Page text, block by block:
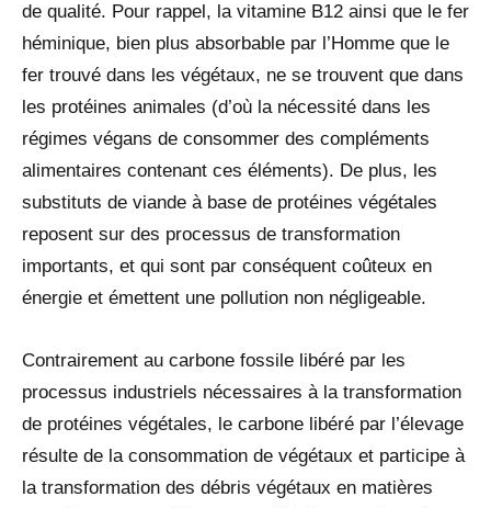
de qualité. Pour rappel, la vitamine B12 ainsi que le fer
héminique, bien plus absorbable par l’Homme que le
fer trouvé dans les végétaux, ne se trouvent que dans
les protéines animales (d’où la nécessité dans les
régimes végans de consommer des compléments
alimentaires contenant ces éléments). De plus, les
substituts de viande à base de protéines végétales
reposent sur des processus de transformation
importants, et qui sont par conséquent coûteux en
énergie et émettent une pollution non négligeable.
Contrairement au carbone fossile libéré par les
processus industriels nécessaires à la transformation
de protéines végétales, le carbone libéré par l’élevage
résulte de la consommation de végétaux et participe à
la transformation des débris végétaux en matières